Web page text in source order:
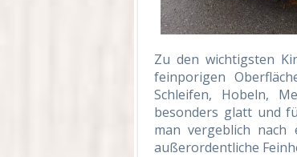
Zu den wichtigsten
feinporigen
Schleifen, Hobeln,
besonders glatt und
man vergeblich nach
außerordentliche